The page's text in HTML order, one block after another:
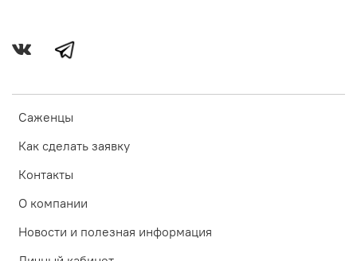
Саженцы
Как сделать заявку
Контакты
О компании
Новости и полезная информация